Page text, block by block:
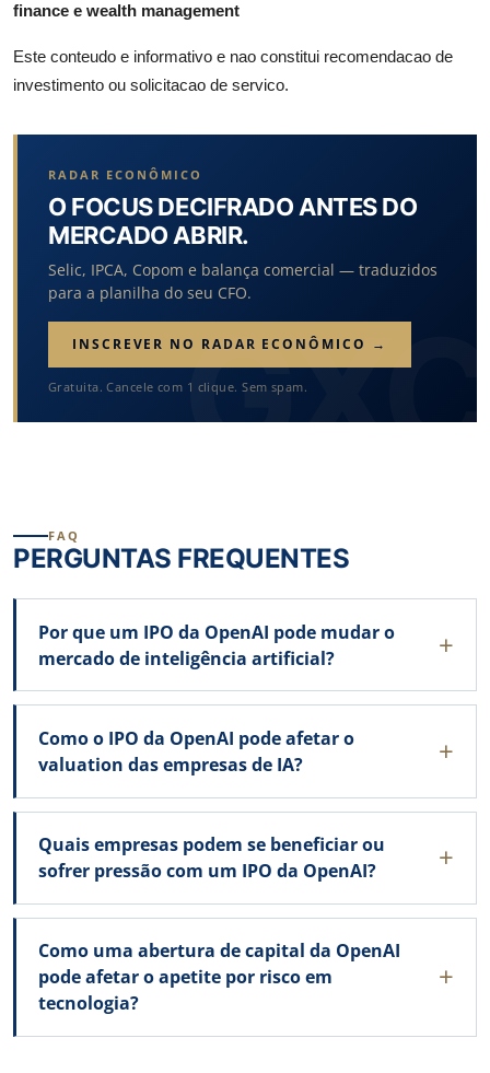
finance e wealth management
Este conteudo e informativo e nao constitui recomendacao de
investimento ou solicitacao de servico.
RADAR ECONÔMICO
O FOCUS DECIFRADO ANTES DO
MERCADO ABRIR.
Selic, IPCA, Copom e balança comercial — traduzidos
para a planilha do seu CFO.
INSCREVER NO RADAR ECONÔMICO →
Gratuita. Cancele com 1 clique. Sem spam.
FAQ
PERGUNTAS FREQUENTES
Por que um IPO da OpenAI pode mudar o
mercado de inteligência artificial?
Como o IPO da OpenAI pode afetar o
valuation das empresas de IA?
Quais empresas podem se beneficiar ou
sofrer pressão com um IPO da OpenAI?
Como uma abertura de capital da OpenAI
pode afetar o apetite por risco em
tecnologia?